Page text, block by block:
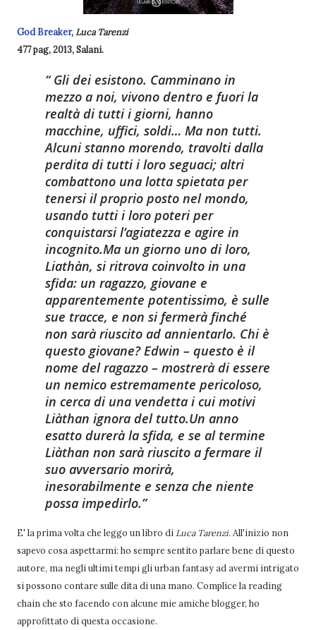
God Breaker, Luca Tarenzi
477 pag, 2013, Salani.
Gli dei esistono. Camminano in
mezzo a noi, vivono dentro e fuori la
realtà di tutti i giorni, hanno
macchine, uffici, soldi… Ma non tutti.
Alcuni stanno morendo, travolti dalla
perdita di tutti i loro seguaci; altri
combattono una lotta spietata per
tenersi il proprio posto nel mondo,
usando tutti i loro poteri per
conquistarsi l’agiatezza e agire in
incognito.Ma un giorno uno di loro,
Liathàn, si ritrova coinvolto in una
sfida: un ragazzo, giovane e
apparentemente potentissimo, è sulle
sue tracce, e non si fermerà finché
non sarà riuscito ad annientarlo. Chi è
questo giovane? Edwin – questo è il
nome del ragazzo – mostrerà di essere
un nemico estremamente pericoloso,
in cerca di una vendetta i cui motivi
Liàthan ignora del tutto.Un anno
esatto durerà la sfida, e se al termine
Liàthan non sarà riuscito a fermare il
suo avversario morirà,
inesorabilmente e senza che niente
possa impedirlo.
E' la prima volta che leggo un libro di Luca Tarenzi. All'inizio non
sapevo cosa aspettarmi: ho sempre sentito parlare bene di questo
autore, ma negli ultimi tempi gli urban fantasy ad avermi intrigato
si possono contare sulle dita di una mano. Complice la reading
chain che sto facendo con alcune mie amiche blogger, ho
approfittato di questa occasione.